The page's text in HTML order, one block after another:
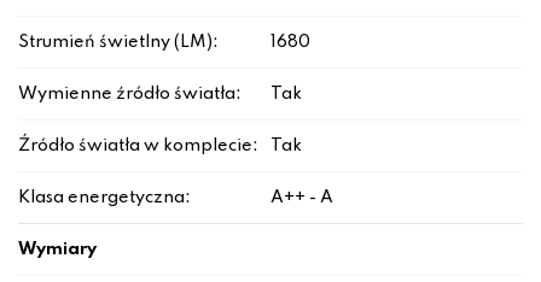
Strumień świetlny (LM): 1680
Wymienne źródło światła: Tak
Źródło światła w komplecie: Tak
Klasa energetyczna: A++ - A
Wymiary